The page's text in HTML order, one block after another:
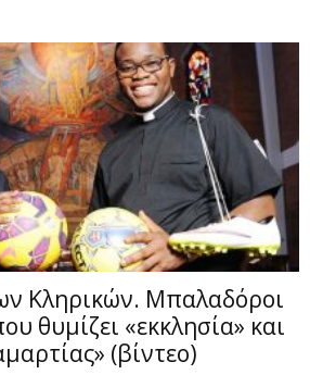
Κληρικών. Μπαλαδόροι
θυμίζει «εκκλησία» και
(βίντεο)